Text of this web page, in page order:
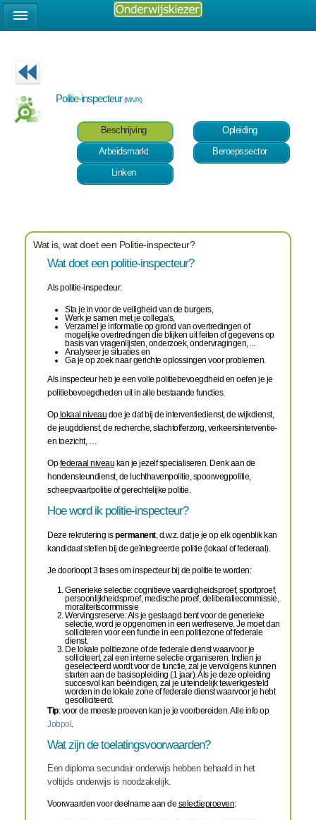
Politie-inspecteur(M/V/X)
Beschrijving
Opleiding
Arbeidsmarkt
Beroepssector
Linken
Wat is, wat doet een Politie-inspecteur?
Wat doet een politie-inspecteur?
Als politie-inspecteur:
Sta je in voor de veiligheid van de burgers,
Werk je samen met je collega's,
Verzamel je informatie op grond van overtredingen of
mogelijke overtredingen die blijken uit feiten of gegevens op
basis van vragenlijsten, onderzoek, ondervragingen, ...
Analyseer je situaties en
Ga je op zoek naar gerichte oplossingen voor problemen.
Als inspecteur heb je een volle politiebevoegdheid en oefen je je
politiebevoegdheden uit in alle bestaande functies.
Oplokaal niveau doe je dat bij de interventiedienst, de wijkdienst,
de jeugddienst, de recherche, slachtofferzorg, verkeersinterventie-
en toezicht, …
Opfederaal niveau kan je jezelf specialiseren. Denk aan de
hondensteundienst, de luchthavenpolitie, spoorwegpolitie,
scheepvaartpolitie of gerechtelijke politie.
Hoe word ik politie-inspecteur?
Deze rekrutering ispermanent, d.w.z. dat je je op elk ogenblik kan
kandidaat stellen bij de geïntegreerde politie (lokaal of federaal).
Je doorloopt 3 fases om inspecteur bij de politie te worden:
Generieke selectie: cognitieve vaardigheidsproef, sportproef,
persoonlijkheidsproef, medische proef, deliberatiecommissie,
moraliteitscommissie
Wervingsreserve: Als je geslaagd bent voor de generieke
selectie, word je opgenomen in een werfreserve. Je moet dan
solliciteren voor een functie in een politiezone of federale
dienst.
De lokale politiezone of de federale dienst waarvoor je
solliciteert, zal een interne selectie organiseren. Indien je
geselecteerd wordt voor de functie, zal je vervolgens kunnen
starten aan de basisopleiding (1 jaar). Als je deze opleiding
succesvol kan beëindigen, zal je uiteindelijk tewerkgesteld
worden in de lokale zone of federale dienst waarvoor je hebt
gesolliciteerd.
Tip: voor de meeste proeven kan je je voorbereiden. Alle info op
Jobpol
Wat zijn de toelatingsvoorwaarden?
Een diploma secundair onderwijs hebben behaald in het
voltijds onderwijs is noodzakelijk.
Voorwaarden voor deelname aan de selectieproeven: